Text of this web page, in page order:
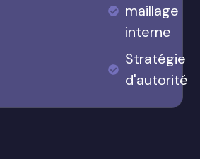
maillage
interne
Stratégie
d'autorité